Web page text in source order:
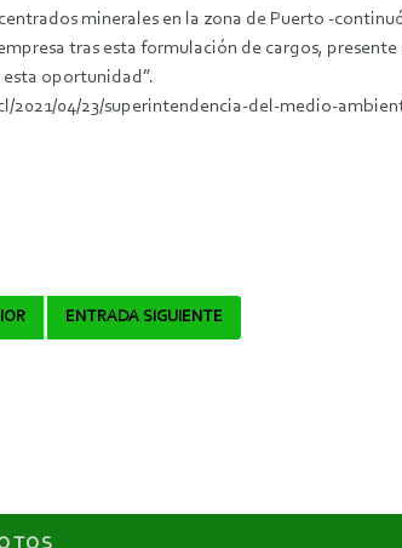
minerales en la zona de Puerto -
tras esta formulación de cargos,
oportunidad”.
2021/04/23/superintendencia-del-medio-
ENTRADA SIGUIENTE